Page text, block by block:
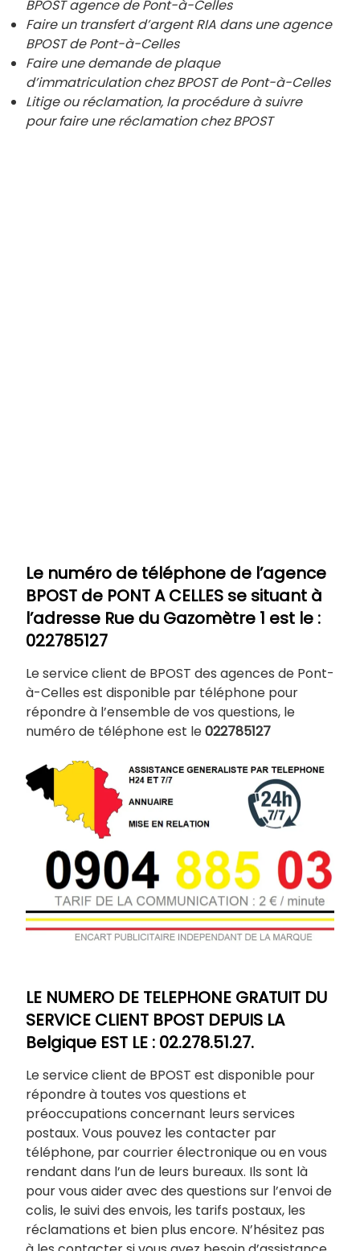
BPOST agence dePont-à-Celles
Faire un transfert d’argent RIA dans une agence
BPOST dePont-à-Celles
Faire une demande de plaque
d’immatriculation chez BPOST dePont-à-Celles
Litige ou réclamation, la procédure à suivre
pour faire une réclamation chez BPOST
Le numéro de téléphone de l’agence
BPOST de PONT A CELLES se situant à
l’adresse Rue du Gazomètre 1 est le :
022785127
Le service client de BPOST des agences de Pont-
à-Celles est disponible par téléphone pour
répondre à l’ensemble de vos questions, le
numéro de téléphone est le022785127
LE NUMERO DE TELEPHONE GRATUIT DU
SERVICE CLIENT BPOST DEPUIS LA
Belgique EST LE : 02.278.51.27.
Le service client de BPOST est disponible pour
répondre à toutes vos questions et
préoccupations concernant leurs services
postaux. Vous pouvez les contacter par
téléphone, par courrier électronique ou en vous
rendant dans l’un de leurs bureaux. Ils sont là
pour vous aider avec des questions sur l’envoi de
colis, le suivi des envois, les tarifs postaux, les
réclamations et bien plus encore. N’hésitez pas